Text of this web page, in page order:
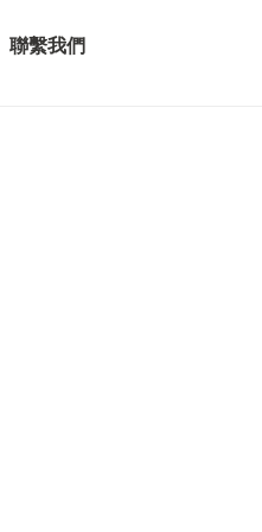
聯繫我們